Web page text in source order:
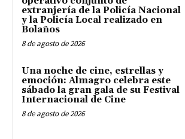
extranjería de la Policía Nacional
y la Policía Local realizado en
Bolaños
8 de agosto de 2026
Una noche de cine, estrellas y
emoción: Almagro celebra este
sábado la gran gala de su Festival
Internacional de Cine
8 de agosto de 2026